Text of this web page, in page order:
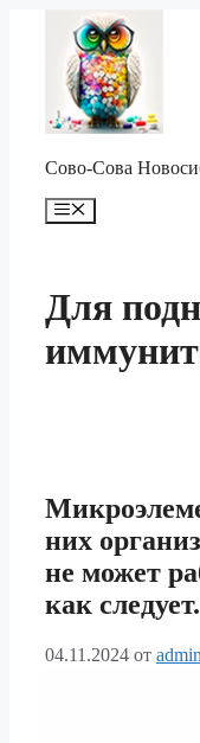
содержимому
Сово-Сова
Меню
Для
них
не может
как следует.
04.11.2024 от admin